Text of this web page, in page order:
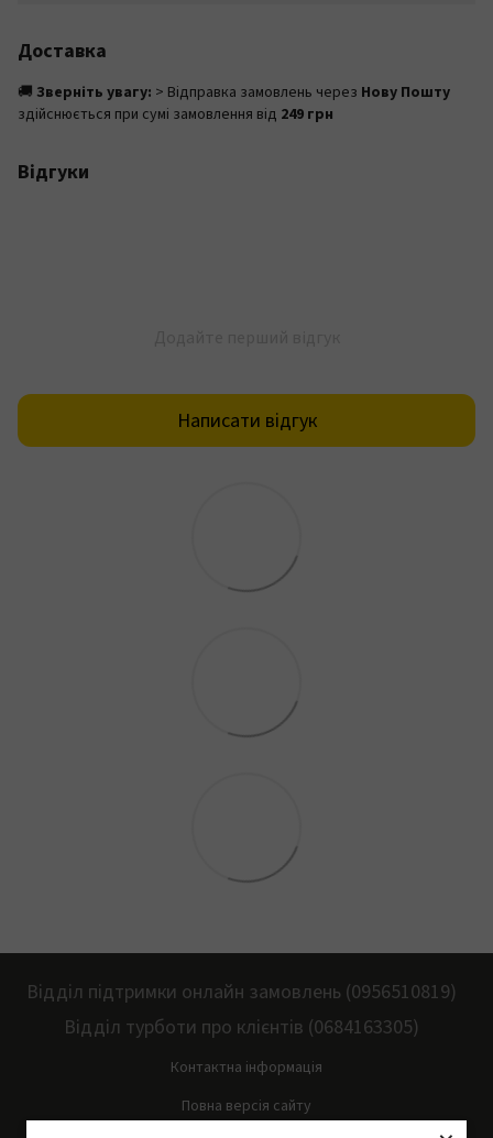
Доставка
🚚 Зверніть увагу: > Відправка замовлень через Нову Пошту
здійснюється при сумі замовлення від 249 грн
Відгуки
Написати відгук
Відділ підтримки онлайн замовлень (0956510819)
Відділ турботи про клієнтів (0684163305)
Контактна інформація
Повна версія сайту